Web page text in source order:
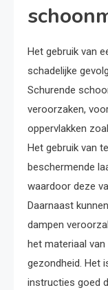
Het gebruik van
schadelijke
Schurende
veroorzaken,
oppervlakken
Het gebruik van
beschermende
waardoor deze
Daarnaast
dampen
het materiaal
gezondheid. Het
instructies goed